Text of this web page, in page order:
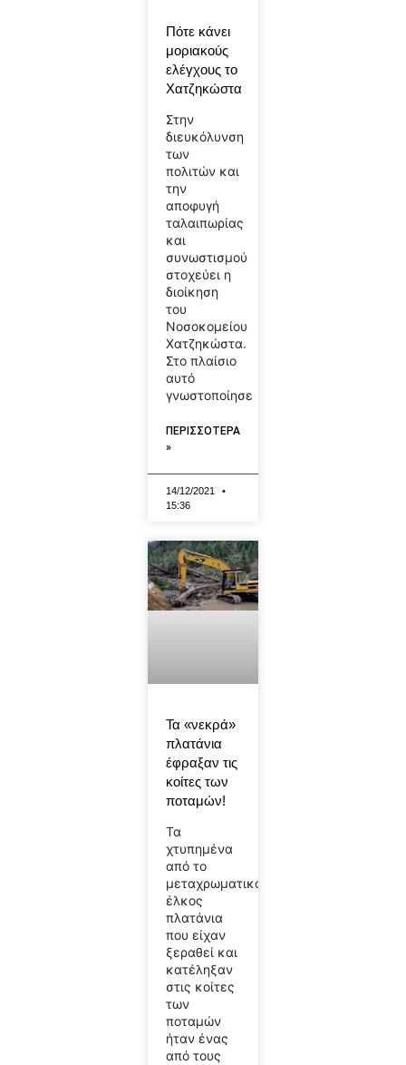
Πότε κάνει
μοριακούς
ελέγχους το
Χατζηκώστα
Στην
διευκόλυνση
των
πολιτών και
την
αποφυγή
ταλαιπωρίας
και
συνωστισμού
στοχεύει η
διοίκηση
του
Νοσοκομείου
Χατζηκώστα.
Στο πλαίσιο
αυτό
γνωστοποίησε
ΠΕΡΙΣΣΟΤΕΡΑ
»
14/12/2021
15:36
Τα «νεκρά»
πλατάνια
έφραξαν τις
κοίτες των
ποταμών!
Τα
χτυπημένα
από το
μεταχρωματικό
έλκος
πλατάνια
που είχαν
ξεραθεί και
κατέληξαν
στις κοίτες
των
ποταμών
ήταν ένας
από τους